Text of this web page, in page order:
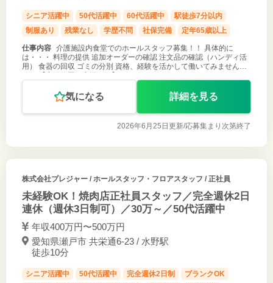
シニア活躍中 50代活躍中 60代活躍中
駅徒歩7分以内
制服あり
残業なし 学歴不問 社保完備 定年65歳以上
仕事内容 介護施設内食堂でのホールスタッフ募集！！ 具体的に
は・・・ 料理の提供 追加オーダーの確認 注文品の確認（ハンディ活
用） 食器の回収 ゴミの分別 資格、経験を活かして働いてみません
気になる 詳細を見る
2026年6月25日更新/応募集まり次第終了
株式会社プレジャー/ ホールスタッフ・フロアスタッフ / 正社員
未経験OK！焼肉店正社員スタッフ／完全週休2日
連休（週休3日制可）／30万～／50代活躍中
年収400万円〜500万円
愛知県瀬戸市 共栄通6-23 / 水野駅
徒歩10分
シニア活躍中 50代活躍中 完全週休2日制
ブランクOK